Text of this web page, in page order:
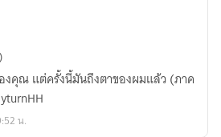
งคุณ แต่ครั้งนี้มันถึงตาของผมแล้ว (ภาค
น.